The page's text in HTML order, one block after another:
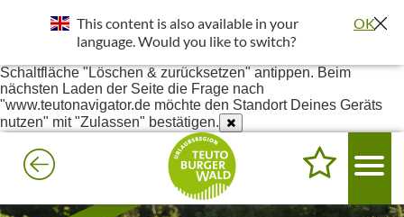
um bessere Ergebnisse in deiner Umgebung darzustellen.
Einstellungen - Website-Einstellungen - Ort - Unter Blockiert
Schaltfläche "Löschen & zurücksetzen" antippen. Beim
nächsten Laden der Seite die Frage nach
"www.teutonavigator.de möchte den Standort Deines Geräts
nutzen" mit "Zulassen" bestätigen.
This content is also available in your
language. Would you like to switch?
OK